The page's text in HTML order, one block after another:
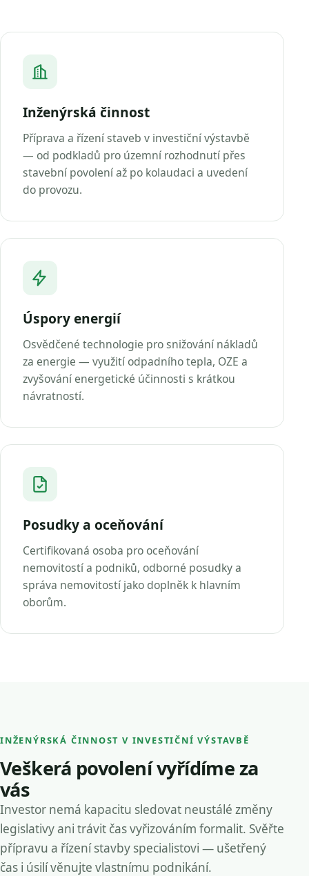
Inženýrská činnost
Příprava a řízení staveb v investiční výstavbě
— od podkladů pro územní rozhodnutí přes
stavební povolení až po kolaudaci a uvedení
do provozu.
Úspory energií
Osvědčené technologie pro snižování nákladů
za energie — využití odpadního tepla, OZE a
zvyšování energetické účinnosti s krátkou
návratností.
Posudky a oceňování
Certifikovaná osoba pro oceňování
nemovitostí a podniků, odborné posudky a
správa nemovitostí jako doplněk k hlavním
oborům.
INŽENÝRSKÁ ČINNOST V INVESTIČNÍ VÝSTAVBĚ
Veškerá povolení vyřídíme za
vás
Investor nemá kapacitu sledovat neustálé změny
legislativy ani trávit čas vyřizováním formalit. Svěřte
přípravu a řízení stavby specialistovi — ušetřený
čas i úsilí věnujte vlastnímu podnikání.